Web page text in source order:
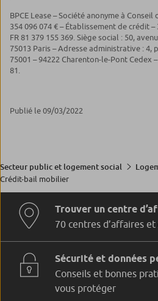
BPCE Lease – Société anonyme à
354 096 074 € – Établissement de crédit –
FR 81 379 155 369. Siège social : 50,
75013 Paris – Adresse administrative : 4,
75001 – 94222 Charenton-le-Pont Cedex
81.
Publié le 09/03/2022
Secteur public et logement social
Crédit-bail mobilier
Trouver un centre
70 centres d’affaires et
Sécurité et données
Conseils et bonnes
vous protéger